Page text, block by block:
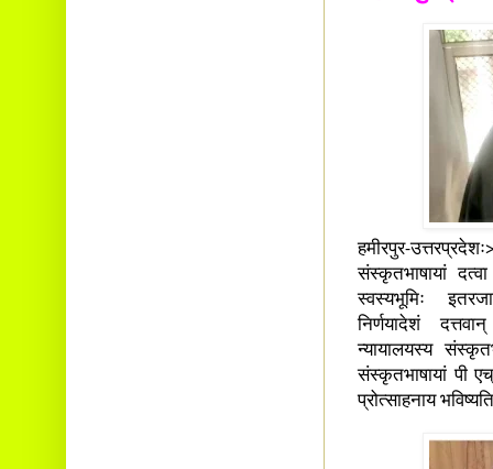
हमीरपुर-
संस्कृतभाषायां
स्वस्यभूमिः
निर्णयादेशं
न्यायालयस्य
संस्कृतभाषायां पी
प्रोत्साहनाय